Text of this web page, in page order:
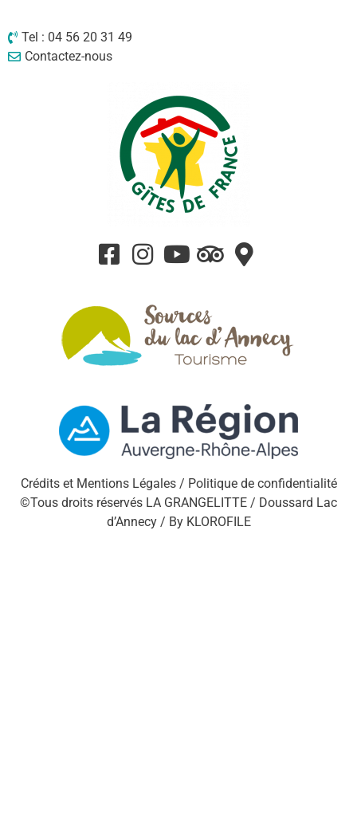
Tel : 04 56 20 31 49
Contactez-nous
Crédits et Mentions Légales / Politique de confidentialité
©Tous droits réservés LA GRANGELITTE / Doussard Lac
d’Annecy / By KLOROFILE